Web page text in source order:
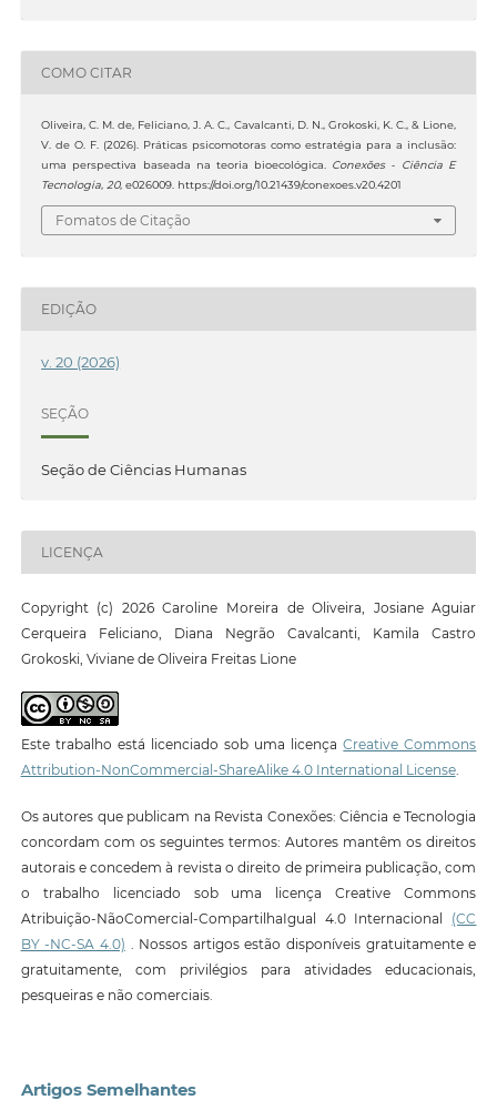
COMO CITAR
Oliveira, C. M. de, Feliciano, J. A. C., Cavalcanti, D. N., Grokoski, K. C., & Lione,
V. de O. F. (2026). Práticas psicomotoras como estratégia para a inclusão:
uma perspectiva baseada na teoria bioecológica. Conexões - Ciência E
Tecnologia, 20, e026009. https://doi.org/10.21439/conexoes.v20.4201
Fomatos de Citação
EDIÇÃO
v. 20 (2026)
SEÇÃO
Seção de Ciências Humanas
LICENÇA
Copyright (c) 2026 Caroline Moreira de Oliveira, Josiane Aguiar
Cerqueira Feliciano, Diana Negrão Cavalcanti, Kamila Castro
Grokoski, Viviane de Oliveira Freitas Lione
Este trabalho está licenciado sob uma licençaCreative Commons
Attribution-NonCommercial-ShareAlike 4.0 International License.
Os autores que publicam na Revista Conexões: Ciência e Tecnologia
concordam com os seguintes termos: Autores mantêm os direitos
autorais e concedem à revista o direito de primeira publicação, com
o trabalho licenciado sob uma licença Creative Commons
Atribuição-NãoComercial-CompartilhaIgual 4.0 Internacional (CC
BY -NC-SA 4.0) . Nossos artigos estão disponíveis gratuitamente e
gratuitamente, com privilégios para atividades educacionais,
pesqueiras e não comerciais.
Artigos Semelhantes